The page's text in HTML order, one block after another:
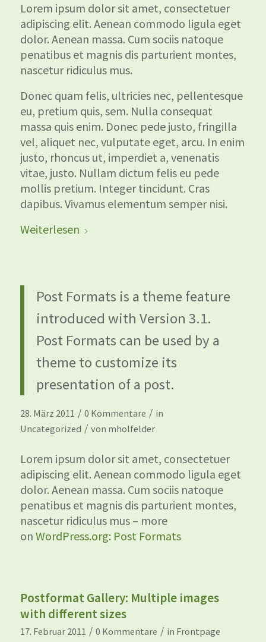
Lorem ipsum dolor sit amet, consectetuer
adipiscing elit. Aenean commodo ligula eget
dolor. Aenean massa. Cum sociis natoque
penatibus et magnis dis parturient montes,
nascetur ridiculus mus.
Donec quam felis, ultricies nec, pellentesque
eu, pretium quis, sem. Nulla consequat
massa quis enim. Donec pede justo, fringilla
vel, aliquet nec, vulputate eget, arcu. In enim
justo, rhoncus ut, imperdiet a, venenatis
vitae, justo. Nullam dictum felis eu pede
mollis pretium. Integer tincidunt. Cras
dapibus. Vivamus elementum semper nisi.
Weiterlesen
Post Formats is a theme feature
introduced with Version 3.1.
Post Formats can be used by a
theme to customize its
presentation of a post.
28. März 2011 / 0 Kommentare / in
Uncategorized / von mholfelder
Lorem ipsum dolor sit amet, consectetuer
adipiscing elit. Aenean commodo ligula eget
dolor. Aenean massa. Cum sociis natoque
penatibus et magnis dis parturient montes,
nascetur ridiculus mus – more
on WordPress.org: Post Formats
Postformat Gallery: Multiple images
with different sizes
17. Februar 2011 / 0 Kommentare / in Frontpage